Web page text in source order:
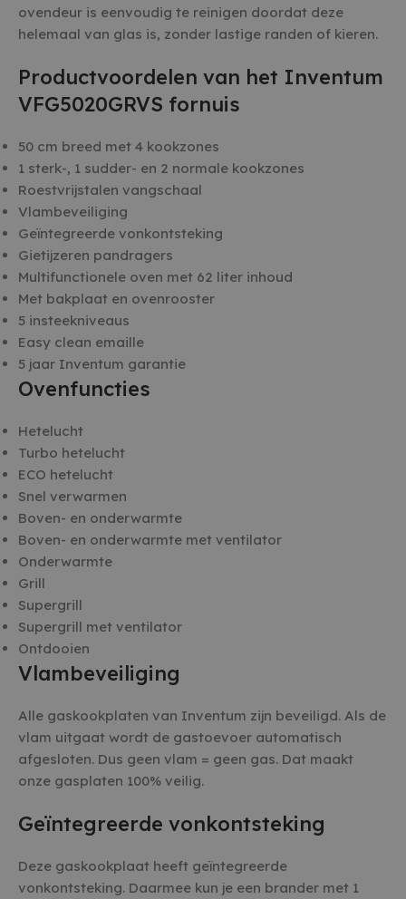
ovendeur is eenvoudig te reinigen doordat deze
helemaal van glas is, zonder lastige randen of kieren.
Productvoordelen van het Inventum
VFG5020GRVS fornuis
50 cm breed met 4 kookzones
1 sterk-, 1 sudder- en 2 normale kookzones
Roestvrijstalen vangschaal
Vlambeveiliging
Geïntegreerde vonkontsteking
Gietijzeren pandragers
Multifunctionele oven met 62 liter inhoud
Met bakplaat en ovenrooster
5 insteekniveaus
Easy clean emaille
5 jaar Inventum garantie
Ovenfuncties
Hetelucht
Turbo hetelucht
ECO hetelucht
Snel verwarmen
Boven- en onderwarmte
Boven- en onderwarmte met ventilator
Onderwarmte
Grill
Supergrill
Supergrill met ventilator
Ontdooien
Vlambeveiliging
Alle gaskookplaten van Inventum zijn beveiligd. Als de
vlam uitgaat wordt de gastoevoer automatisch
afgesloten. Dus geen vlam = geen gas. Dat maakt
onze gasplaten 100% veilig.
Geïntegreerde vonkontsteking
Deze gaskookplaat heeft geïntegreerde
vonkontsteking. Daarmee kun je een brander met 1